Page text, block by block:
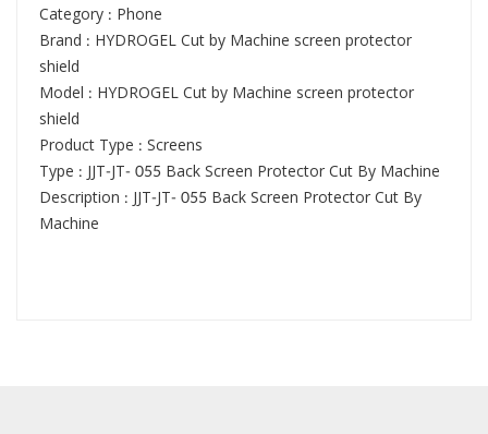
Category : Phone
Brand : HYDROGEL Cut by Machine screen protector
shield
Model : HYDROGEL Cut by Machine screen protector
shield
Product Type : Screens
Type : JJT-JT- 055 Back Screen Protector Cut By Machine
Description : JJT-JT- 055 Back Screen Protector Cut By
Machine